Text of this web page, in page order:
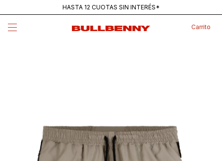
HASTA 12 CUOTAS SIN INTERÉS*
Carrito